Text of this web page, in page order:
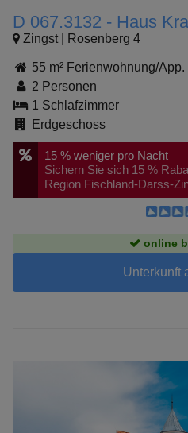
D 067.3132 - Haus
Zingst | Rosenberg 4
55 m² Ferienwohnung/App.
2 Personen
1 Schlafzimmer
Erdgeschoss
15 % weniger pro Nacht
Sichern Sie sich 15 %
Region Fischland-Darss-
online
Unterkunft